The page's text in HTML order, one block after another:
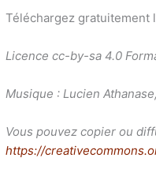
Téléchargez gratuitement
Licence cc-by-sa 4.0
Musique : Lucien
Vous pouvez copier ou
https://